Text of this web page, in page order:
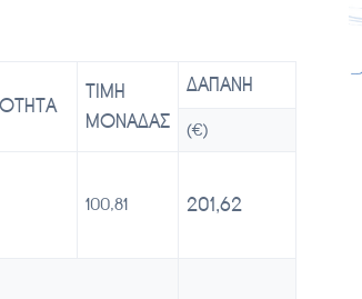
ΤΙΜΗ
ΜΟΝΑΔΑΣ
ΔΑΠΑΝΗ
(€)
100,81 201,62